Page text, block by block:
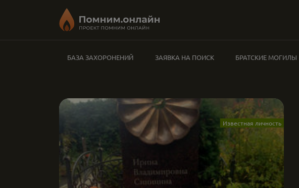
БАЗА ЗАХОРОНЕНИЙ ЗАЯВКА НА ПОИСК БРАТСКИЕ МОГИЛЫ
Известная личность